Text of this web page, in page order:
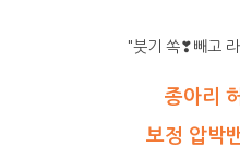
"붓기 쏙❣ 빼고
종아리
보정 압박